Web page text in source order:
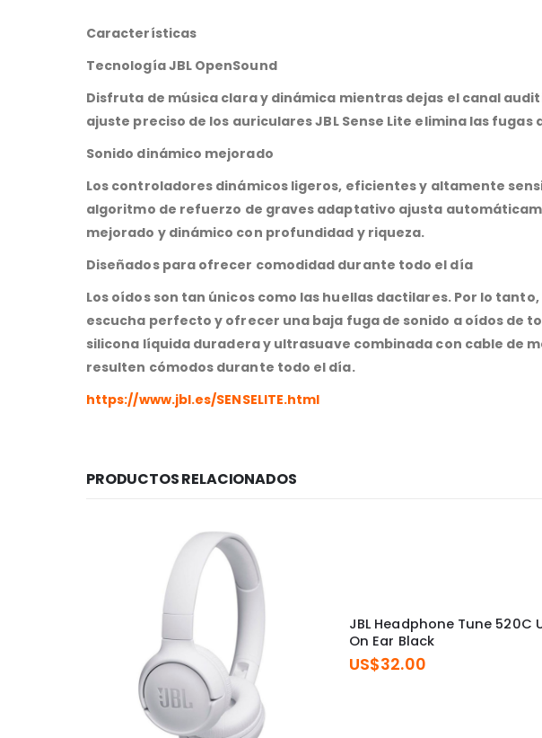
Características
Tecnología JBL OpenSound
Disfruta de música clara y dinámica mientras dejas el canal
ajuste preciso de los auriculares JBL Sense Lite elimina las
Sonido dinámico mejorado
Los controladores dinámicos ligeros, eficientes y altamente
algoritmo de refuerzo de graves adaptativo ajusta
mejorado y dinámico con profundidad y riqueza.
Diseñados para ofrecer comodidad durante todo el día
Los oídos son tan únicos como las huellas dactilares. Por lo
escucha perfecto y ofrecer una baja fuga de sonido a oídos de
silicona líquida duradera y ultrasuave combinada con cable de
resulten cómodos durante todo el día.
https://www.jbl.es/SENSELITE.html
PRODUCTOS RELACIONADOS
JBL Headphone Tune 520C
On Ear Black
US$32.00